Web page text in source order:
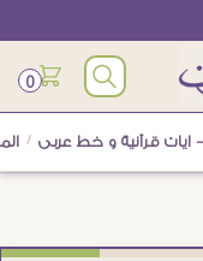
0
قرآنية و خط عربى /